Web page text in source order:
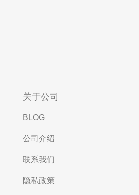
关于公司
BLOG
公司介绍
联系我们
隐私政策